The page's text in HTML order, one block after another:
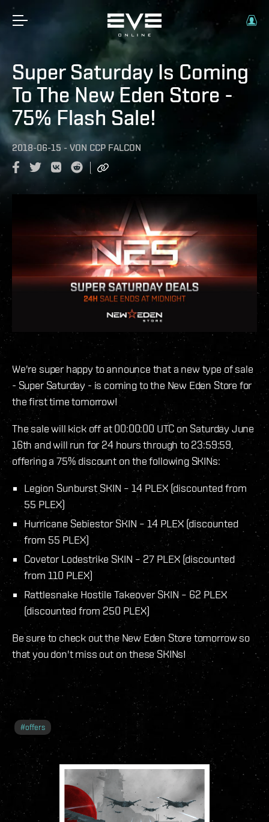
Super Saturday Is Coming
To The New Eden Store -
75% Flash Sale!
2018-06-15 - VON CCP FALCON
We're super happy to announce that a new type of sale
- Super Saturday - is coming to the New Eden Store for
the first time tomorrow!
The sale will kick off at 00:00:00 UTC on Saturday June
16th and will run for 24 hours through to 23:59:59,
offering a 75% discount on the following SKINs:
Legion Sunburst SKIN – 14 PLEX (discounted from
55 PLEX)
Hurricane Sebiestor SKIN – 14 PLEX (discounted
from 55 PLEX)
Covetor Lodestrike SKIN – 27 PLEX (discounted
from 110 PLEX)
Rattlesnake Hostile Takeover SKIN – 62 PLEX
(discounted from 250 PLEX)
Be sure to check out the New Eden Store tomorrow so
that you don't miss out on these SKINs!
#offers